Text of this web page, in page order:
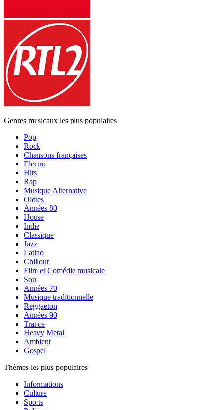
Genres musicaux les plus populaires
Pop
Rock
Chansons françaises
Electro
Hits
Rap
Musique Alternative
Oldies
Années 80
House
Indie
Classique
Jazz
Latino
Chillout
Film et Comédie musicale
Soul
Années 70
Musique traditionnelle
Reggaeton
Années 90
Trance
Heavy Metal
Ambient
Gospel
Thèmes les plus populaires
Informations
Culture
Sports